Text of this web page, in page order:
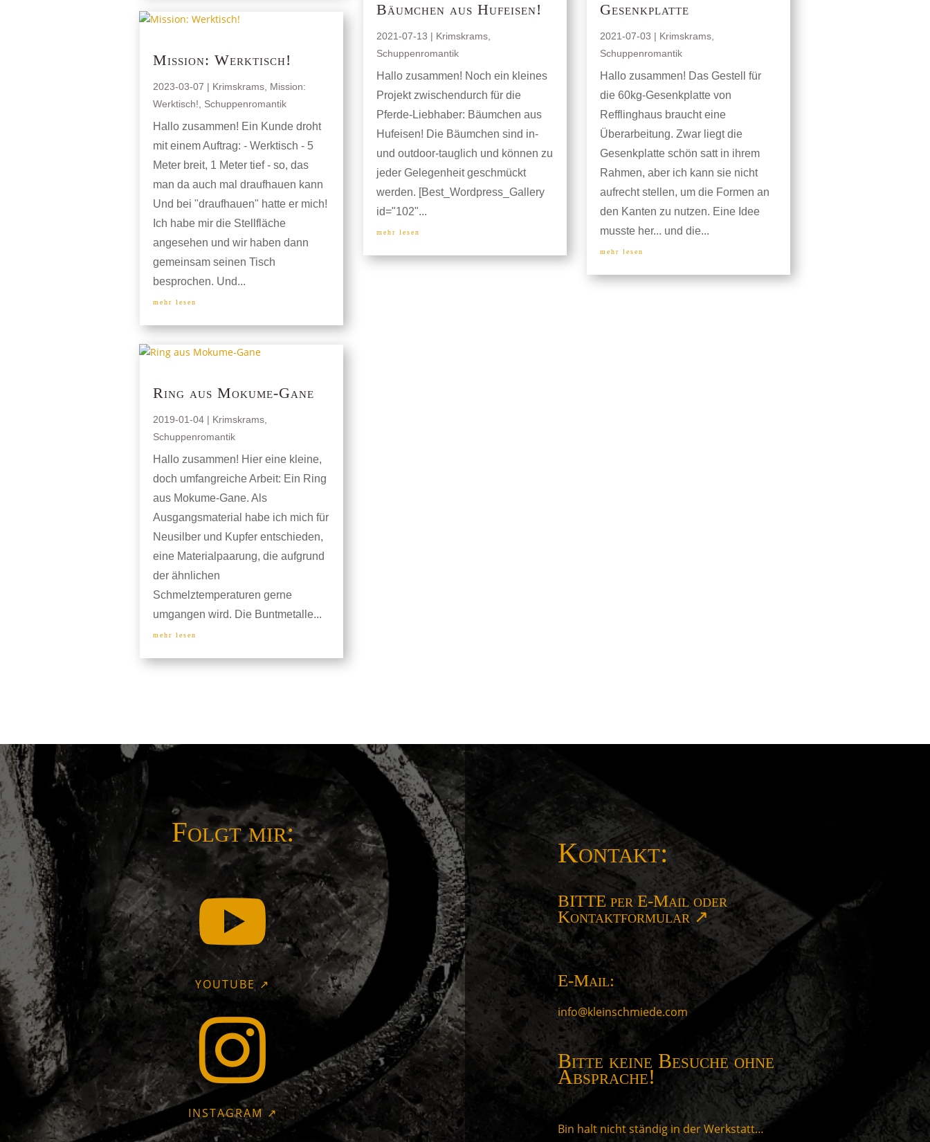
Mission: Werktisch!
2023-03-07 | Krimskrams, Mission:
Werktisch!
Schuppenromantik
Hallo zusammen! Ein Kunde droht
mit einem Auftrag: - Werktisch - 5
Meter breit, 1 Meter tief - so, das
man da auch mal draufhauen kann
Und bei "draufhauen" hatte er mich!
Ich habe mir die Stellfläche
angesehen und wir haben dann
gemeinsam seinen Tisch
besprochen. Und...
mehr lesen
Ring aus Mokume-Gane
2019-01-04| Krimskrams,
Schuppenromantik
Hallo zusammen! Hier eine kleine,
doch umfangreiche Arbeit: Ein Ring
aus Mokume-Gane. Als
Ausgangsmaterial habe ich mich für
Neusilber und Kupfer entschieden,
eine Materialpaarung, die aufgrund
der ähnlichen
Schmelztemperaturen gerne
umgangen wird. Die Buntmetalle...
mehr lesen
Bäumchen aus Hufeisen!
2021-07-13 | Krimskrams,
Schuppenromantik
Hallo zusammen! Noch ein kleines
Projekt zwischendurch für die
Pferde-Liebhaber: Bäumchen aus
Hufeisen! Die Bäumchen sind in-
und outdoor-tauglich und können zu
jeder Gelegenheit geschmückt
werden. [Best_Wordpress_Gallery
id="102"...
mehr lesen
Gesenkplatte
2021-07-03 | Krimskrams,
Schuppenromantik
Hallo zusammen! Das Gestell für
die 60kg-Gesenkplatte von
Refflinghaus braucht eine
Überarbeitung. Zwar liegt die
Gesenkplatte schön satt in ihrem
Rahmen, aber ich kann sie nicht
aufrecht stellen, um die Formen an
den Kanten zu nutzen. Eine Idee
musste her... und die...
mehr lesen
Folgt mir:

YOUTUBE ↗

INSTAGRAM ↗
Kontakt:
BITTE per E-Mail oder
Kontaktformular ↗
E-Mail:
info@kleinschmiede.com
Bitte keine Besuche ohne
Absprache!
Bin halt nicht ständig in der Werkstatt…